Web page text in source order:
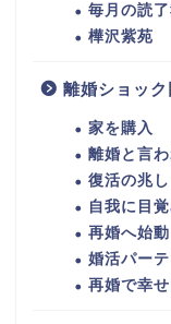
毎月の読
樺沢紫苑
離婚ショック
家を購入
離婚と言
復活の兆し
自我に目
再婚へ始動
婚活パー
再婚で幸